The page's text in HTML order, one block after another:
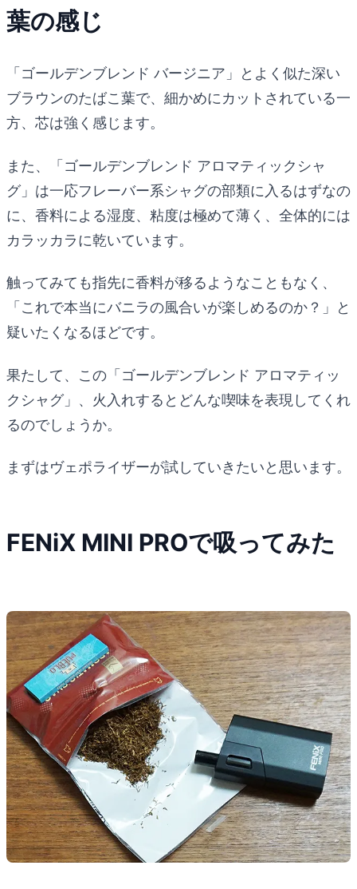
葉の感じ
「ゴールデンブレンド バージニア」とよく似た深い
ブラウンのたばこ葉で、細かめにカットされている一
方、芯は強く感じます。
また、「ゴールデンブレンド アロマティックシャ
グ」は一応フレーバー系シャグの部類に入るはずなの
に、香料による湿度、粘度は極めて薄く、全体的には
カラッカラに乾いています。
触ってみても指先に香料が移るようなこともなく、
「これで本当にバニラの風合いが楽しめるのか？」と
疑いたくなるほどです。
果たして、この「ゴールデンブレンド アロマティッ
クシャグ」、火入れするとどんな喫味を表現してくれ
るのでしょうか。
まずはヴェポライザーが試していきたいと思います。
FENiX MINI PROで吸ってみた